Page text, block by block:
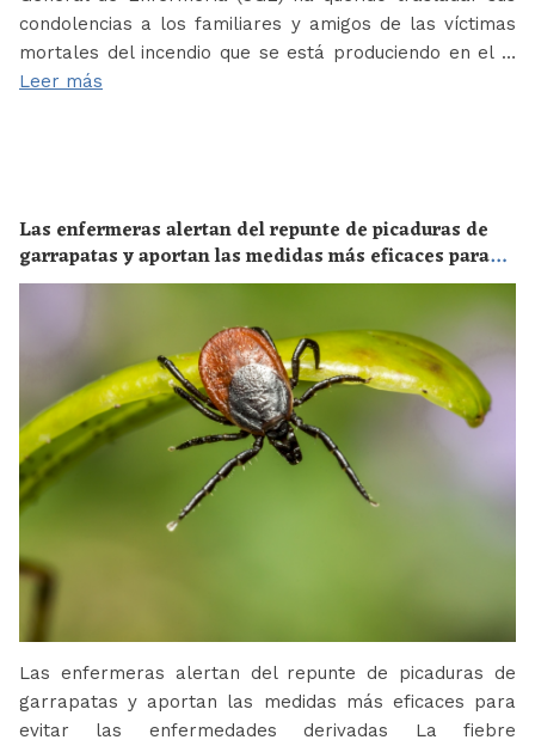
condolencias a los familiares y amigos de las víctimas
mortales del incendio que se está produciendo en el …
Leer más
Las enfermeras alertan del repunte de picaduras de
garrapatas y aportan las medidas más eficaces para
evitar las enfermedades derivadas
Las enfermeras alertan del repunte de picaduras de
garrapatas y aportan las medidas más eficaces para
evitar las enfermedades derivadas La fiebre